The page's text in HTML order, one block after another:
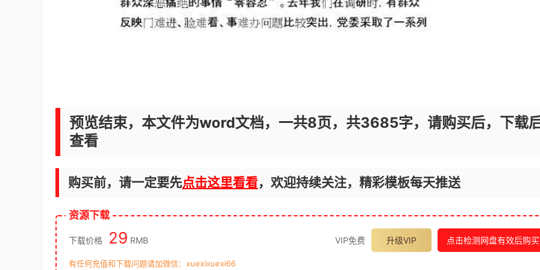
预览结束，本文件为word文档，一共8页，共3685字，请购买后，下载
查看
购买前，请一定要先点击这里看看，欢迎持续关注，精彩模板每天推送
资源下载
下载价格 29 RMB VIP免费 升级VIP 点击检测网盘有效后购买
有任何充值和下载问题请加微信：xuexixuexi66